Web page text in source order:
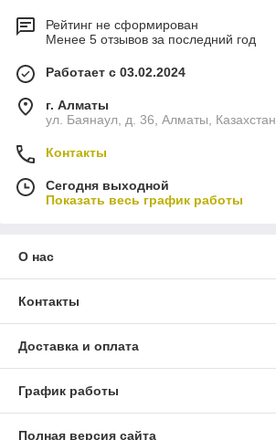
Рейтинг не сформирован
Менее 5 отзывов за последний год
Работает с 03.02.2024
г. Алматы
ул. Баянаул, д. 36, Алматы, Казахстан
Контакты
Сегодня выходной
Показать весь график работы
О нас
Контакты
Доставка и оплата
График работы
Полная версия сайта